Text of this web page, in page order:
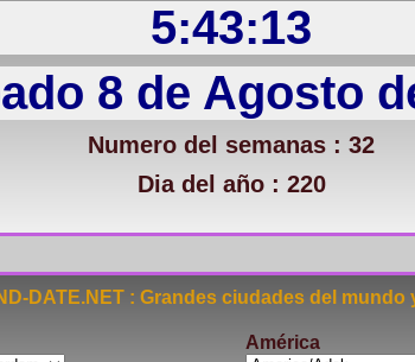
5:43:13
8 de Agosto
Numero del semanas : 32
Dia del año : 220
DATE.NET : Grandes ciudades del
América